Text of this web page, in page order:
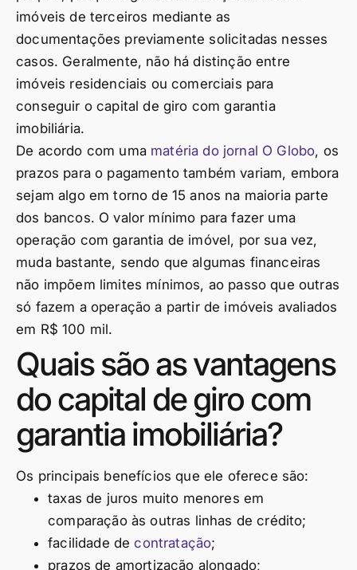
imóveis de terceiros mediante as
documentações previamente solicitadas nesses
casos. Geralmente, não há distinção entre
imóveis residenciais ou comerciais para
conseguir o capital de giro com garantia
imobiliária.
De acordo com uma matéria do jornal O Globo, os
prazos para o pagamento também variam, embora
sejam algo em torno de 15 anos na maioria parte
dos bancos. O valor mínimo para fazer uma
operação com garantia de imóvel, por sua vez,
muda bastante, sendo que algumas financeiras
não impõem limites mínimos, ao passo que outras
só fazem a operação a partir de imóveis avaliados
em R$ 100 mil.
Quais são as vantagens
do capital de giro com
garantia imobiliária?
Os principais benefícios que ele oferece são:
taxas de juros muito menores em
comparação às outras linhas de crédito;
facilidade decontratação;
prazos de amortização alongado;